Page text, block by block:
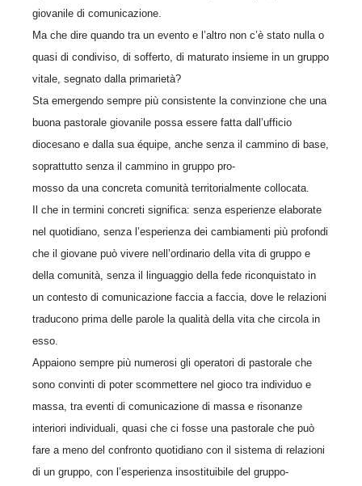
giovanile di comunicazione.
Ma che dire quando tra un evento e l’altro non c’è stato nulla o
quasi di condiviso, di sofferto, di maturato insieme in un gruppo
vitale, segnato dalla primarietà?
Sta emergendo sempre più consistente la convinzione che una
buona pastorale giovanile possa essere fatta dall’ufficio
diocesano e dalla sua équipe, anche senza il cammino di base,
soprattutto senza il cammino in gruppo pro-
mosso da una concreta comunità territorialmente collocata.
Il che in termini concreti significa: senza esperienze elaborate
nel quotidiano, senza l’esperienza dei cambiamenti più profondi
che il giovane può vivere nell’ordinario della vita di gruppo e
della comunità, senza il linguaggio della fede riconquistato in
un contesto di comunicazione faccia a faccia, dove le relazioni
traducono prima delle parole la qualità della vita che circola in
esso.
Appaiono sempre più numerosi gli operatori di pastorale che
sono convinti di poter scommettere nel gioco tra individuo e
massa, tra eventi di comunicazione di massa e risonanze
interiori individuali, quasi che ci fosse una pastorale che può
fare a meno del confronto quotidiano con il sistema di relazioni
di un gruppo, con l’esperienza insostituibile del gruppo-